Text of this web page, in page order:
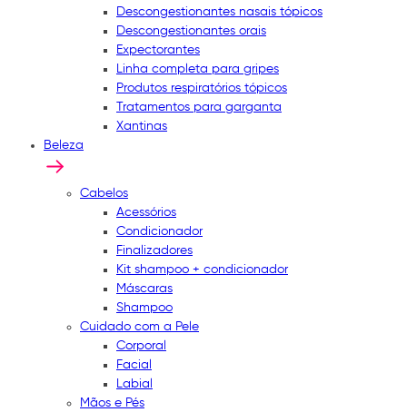
Descongestionantes nasais tópicos
Descongestionantes orais
Expectorantes
Linha completa para gripes
Produtos respiratórios tópicos
Tratamentos para garganta
Xantinas
Beleza
Cabelos
Acessórios
Condicionador
Finalizadores
Kit shampoo + condicionador
Máscaras
Shampoo
Cuidado com a Pele
Corporal
Facial
Labial
Mãos e Pés